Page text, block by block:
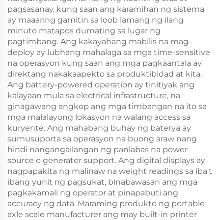
pagsasanay, kung saan ang karamihan ng sistema
ay maaaring gamitin sa loob lamang ng ilang
minuto matapos dumating sa lugar ng
pagtimbang. Ang kakayahang mabilis na mag-
deploy ay lubhang mahalaga sa mga time-sensitive
na operasyon kung saan ang mga pagkaantala ay
direktang nakakaapekto sa produktibidad at kita.
Ang battery-powered operation ay tinitiyak ang
kalayaan mula sa electrical infrastructure, na
ginagawang angkop ang mga timbangan na ito sa
mga malalayong lokasyon na walang access sa
kuryente. Ang mahabang buhay ng baterya ay
sumusuporta sa operasyon na buong araw nang
hindi nangangailangan ng panlabas na power
source o generator support. Ang digital displays ay
nagpapakita ng malinaw na weight readings sa iba't
ibang yunit ng pagsukat, binabawasan ang mga
pagkakamali ng operator at pinapabuti ang
accuracy ng data. Maraming produkto ng portable
axle scale manufacturer ang may built-in printer